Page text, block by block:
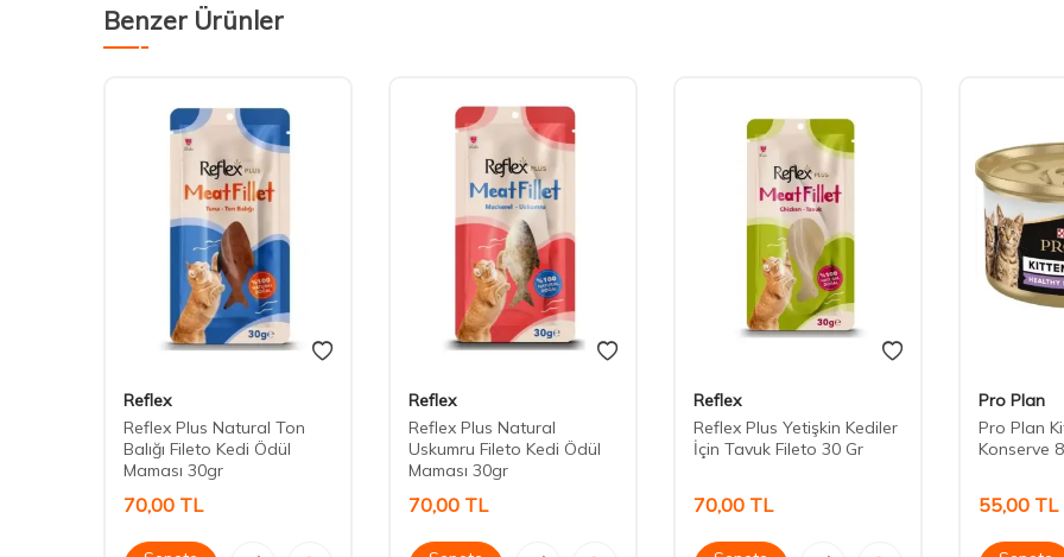
Benzer Ürünler
Reflex
Reflex Plus Natural Ton
Balığı Fileto Kedi Ödül
Maması 30gr
70,00 TL
Reflex
Reflex Plus Natural
Uskumru Fileto Kedi Ödül
Maması 30gr
70,00 TL
Reflex
Reflex Plus Yetişkin Kediler
İçin Tavuk Fileto 30 Gr
70,00 TL
Pro Plan
Pro Plan
Konserve
55,00 TL